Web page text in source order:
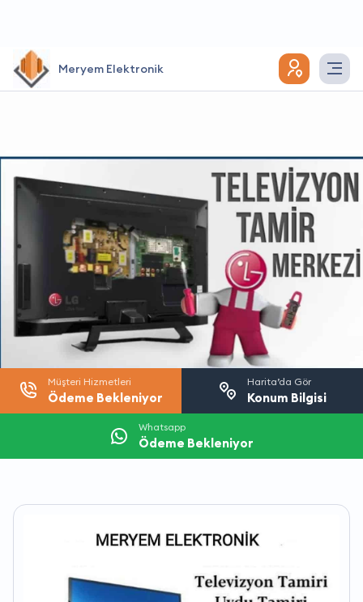
Meryem Elektronik
Müşteri Hizmetleri
Ödeme Bekleniyor
Harita’da Gör
Konum Bilgisi
Whatsapp
Ödeme Bekleniyor